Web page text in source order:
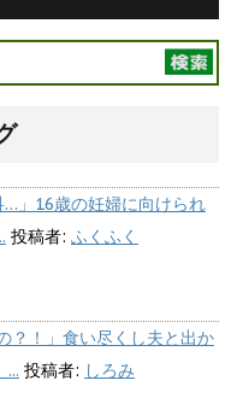
…」16歳の妊婦に向けられ
投稿者: ふくふく
？！」食い尽くし夫と出か
... 投稿者: しろみ